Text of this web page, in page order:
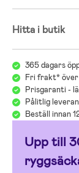
Hitta i butik
365 dagars
Fri frakt* över
Prisgaranti -
Pålitlig
Beställ innan
Upp till